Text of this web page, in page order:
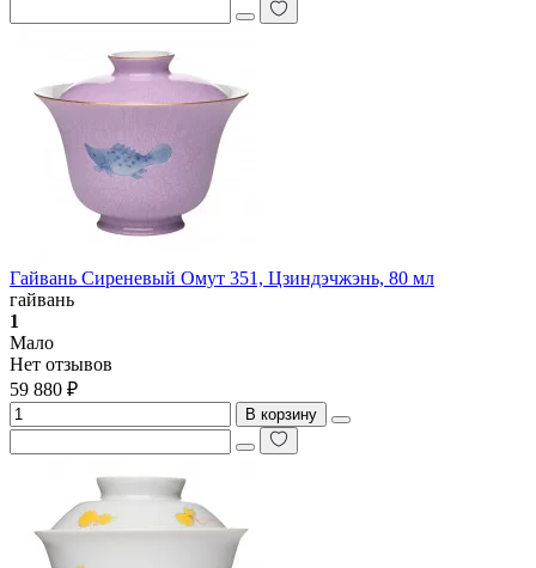
Гайвань Сиреневый Омут 351, Цзиндэчжэнь, 80 мл
гайвань
1
Мало
Нет отзывов
59 880 ₽
В корзину